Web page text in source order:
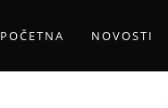
POČETNA NOVOSTI